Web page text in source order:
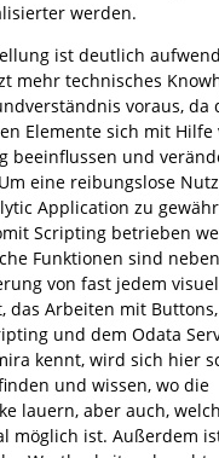
werden.
ist deutlich
mehr technisches
voraus, da
Elemente sich mit Hilfe
beeinflussen und
eine reibungslose
Application zu
Scripting betrieben
Funktionen sind
von fast jedem
das Arbeiten mit Buttons,
und dem Odata
kennt, wird sich hier
und wissen, wo die
lauern, aber auch,
möglich ist. Außerdem